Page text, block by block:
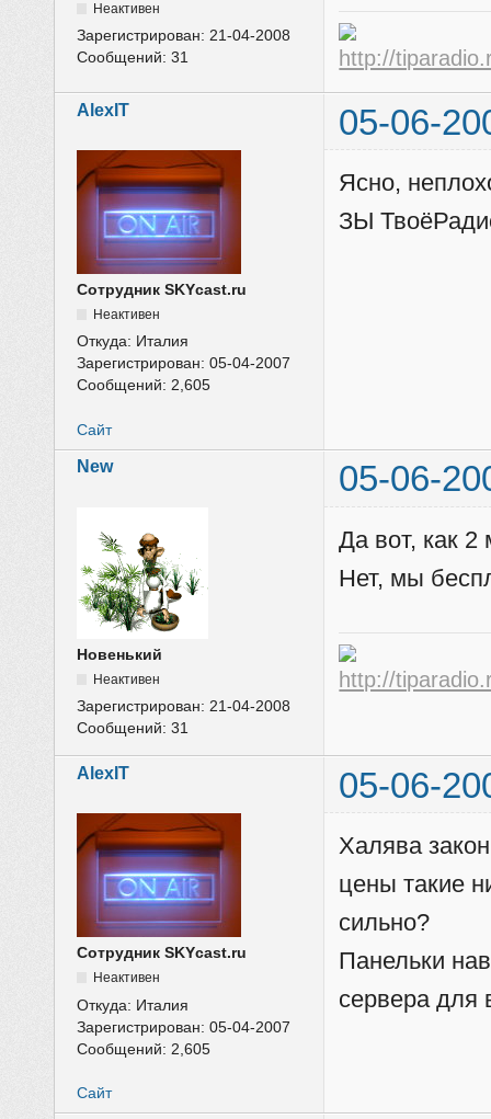
Неактивен
Зарегистрирован:21-04-2008
Сообщений:31
AlexIT 05-06-
Сотрудник SKYcast.ru
Неактивен
Откуда: Италия
Зарегистрирован:05-04-2007
Сообщений:2,605
Ясно,
ЗЫ
Сайт
New 05-06-
Новенький
Неактивен
Зарегистрирован:21-04-2008
Сообщений:31
Да вот, как 2
Нет, мы
AlexIT 05-06-
Сотрудник SKYcast.ru
Неактивен
Откуда: Италия
Зарегистрирован:05-04-2007
Сообщений: 2,605
Халява
цены такие
сильно?
Панельки
сервера для
Сайт